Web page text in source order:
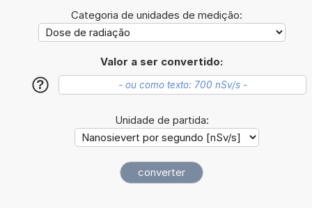
Categoria de unidades de medição:
Valor a ser convertido:
?
Unidade de partida: